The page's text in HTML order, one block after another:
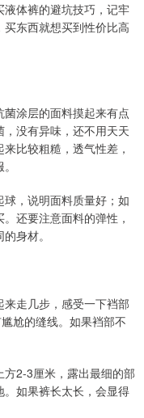
体裤的避坑技巧，记牢
东西就想买到性价比高
涂层的面料摸起来有点
没有异味，还不用天天
比较粗糙，透气性差，
，说明面料质量好；如
还要注意面料的弹性，
身材。
走几步，感受一下裆部
尬的缝线。如果裆部不
2-3厘米，露出最细的部
如果裤长太长，会显得